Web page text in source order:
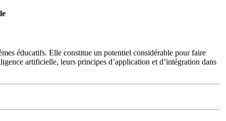
éducatifs. Elle constitue un potentiel considérable pour faire
artificielle, leurs principes d’application et d’intégration dans